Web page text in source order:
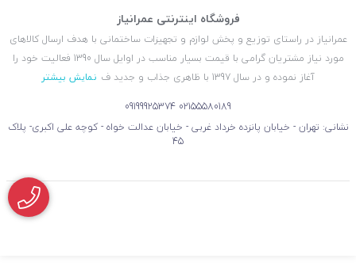
فروشگاه اینترنتی عمرانیاز
عمرانیاز در راستای توزیع و پخش لوازم و تجهیزات ساختمانی با هدف ارسال کالاهای
مورد نیاز مشتریان گرامی با قیمت بسیار مناسب در اوایل سال 1390 فعالیت خود را
آغاز نموده و در سال 1397 با ظاهری جذاب و جدید ف
نمایش بیشتر
02155580189
09199925374
نشانی: تهران - خیابان پانزده خرداد غربی - خیابان عدالت خواه - کوچه علی اکبری- پلاک
45